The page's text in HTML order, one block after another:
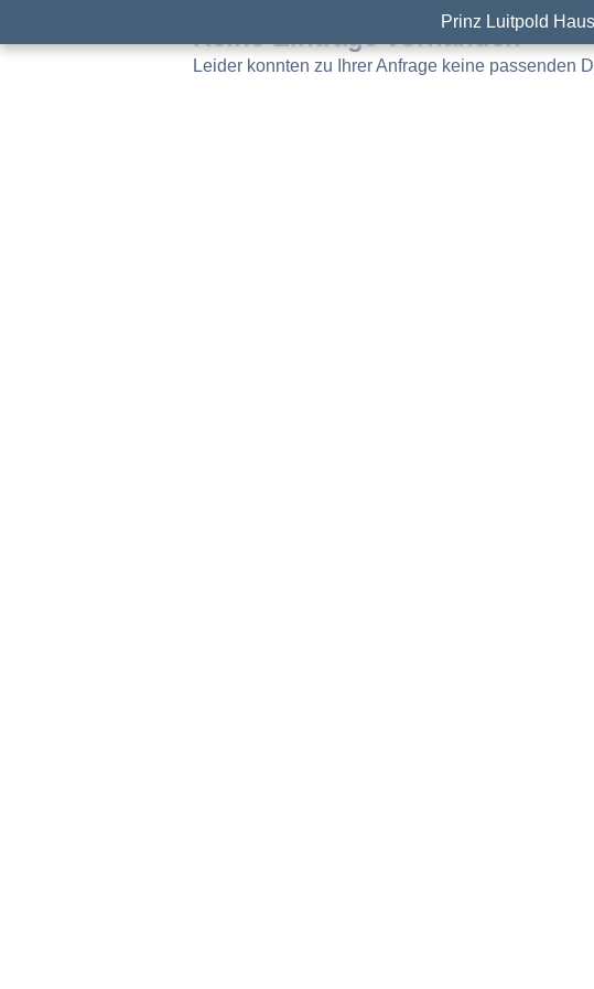
Prinz Luitpold Haus
Keine Einträge vorhanden
Leider konnten zu Ihrer Anfrage keine passenden